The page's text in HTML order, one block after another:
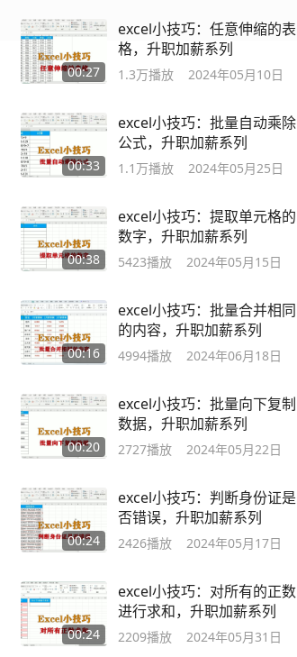
00:27
excel小技巧：任意伸缩的表
格，升职加薪系列
1.3万播放 2024年05月10日
00:33
excel小技巧：批量自动乘除
公式，升职加薪系列
1.1万播放 2024年05月25日
00:38
excel小技巧：提取单元格的
数字，升职加薪系列
5423播放 2024年05月15日
00:16
excel小技巧：批量合并相同
的内容，升职加薪系列
4994播放 2024年06月18日
00:20
excel小技巧：批量向下复制
数据，升职加薪系列
2727播放 2024年05月22日
00:24
excel小技巧：判断身份证是
否错误，升职加薪系列
2426播放 2024年05月17日
00:24
excel小技巧：对所有的正数
进行求和，升职加薪系列
2209播放 2024年05月31日